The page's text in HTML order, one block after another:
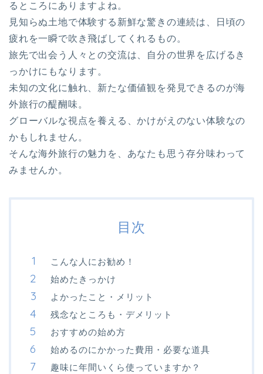
るところにありますよね。
見知らぬ土地で体験する新鮮な驚きの連続は、日頃の
疲れを一瞬で吹き飛ばしてくれるもの。
旅先で出会う人々との交流は、自分の世界を広げるき
っかけにもなります。
未知の文化に触れ、新たな価値観を発見できるのが海
外旅行の醍醐味。
グローバルな視点を養える、かけがえのない体験なの
かもしれません。
そんな海外旅行の魅力を、あなたも思う存分味わって
みませんか。
目次
こんな人にお勧め！
始めたきっかけ
よかったこと・メリット
残念なところも・デメリット
おすすめの始め方
始めるのにかかった費用・必要な道具
趣味に年間いくら使っていますか？